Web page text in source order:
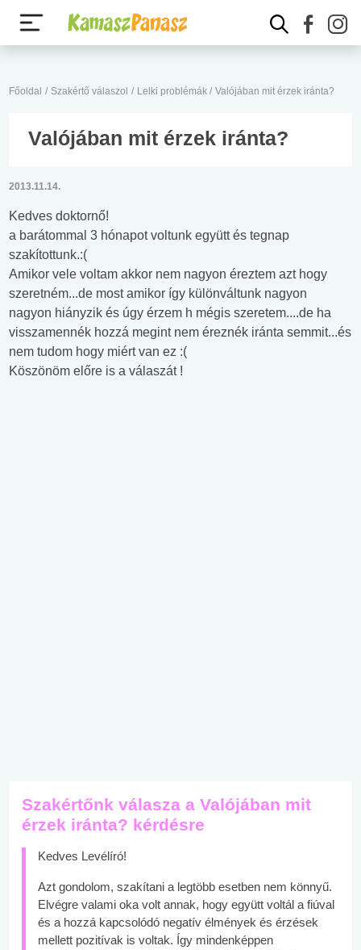
Főoldal / Szakértő válaszol / Lelki problémák / Valójában mit érzek iránta?
Valójában mit érzek iránta?
2013.11.14.
Kedves doktornő!
a barátommal 3 hónapot voltunk együtt és tegnap
szakítottunk.:(
Amikor vele voltam akkor nem nagyon éreztem azt hogy
szeretném...de most amikor így különváltunk nagyon
nagyon hiányzik és úgy érzem h mégis szeretem....de ha
visszamennék hozzá megint nem éreznék iránta semmit...és
nem tudom hogy miért van ez :(
Köszönöm előre is a válaszát !
Szakértőnk válasza a Valójában mit
érzek iránta? kérdésre
Kedves Levélíró!
Azt gondolom, szakítani a legtöbb esetben nem könnyű.
Elvégre valami oka volt annak, hogy együtt voltál a fiúval
és a hozzá kapcsolódó negatív élmények és érzések
mellett pozitívak is voltak. Így mindenképpen